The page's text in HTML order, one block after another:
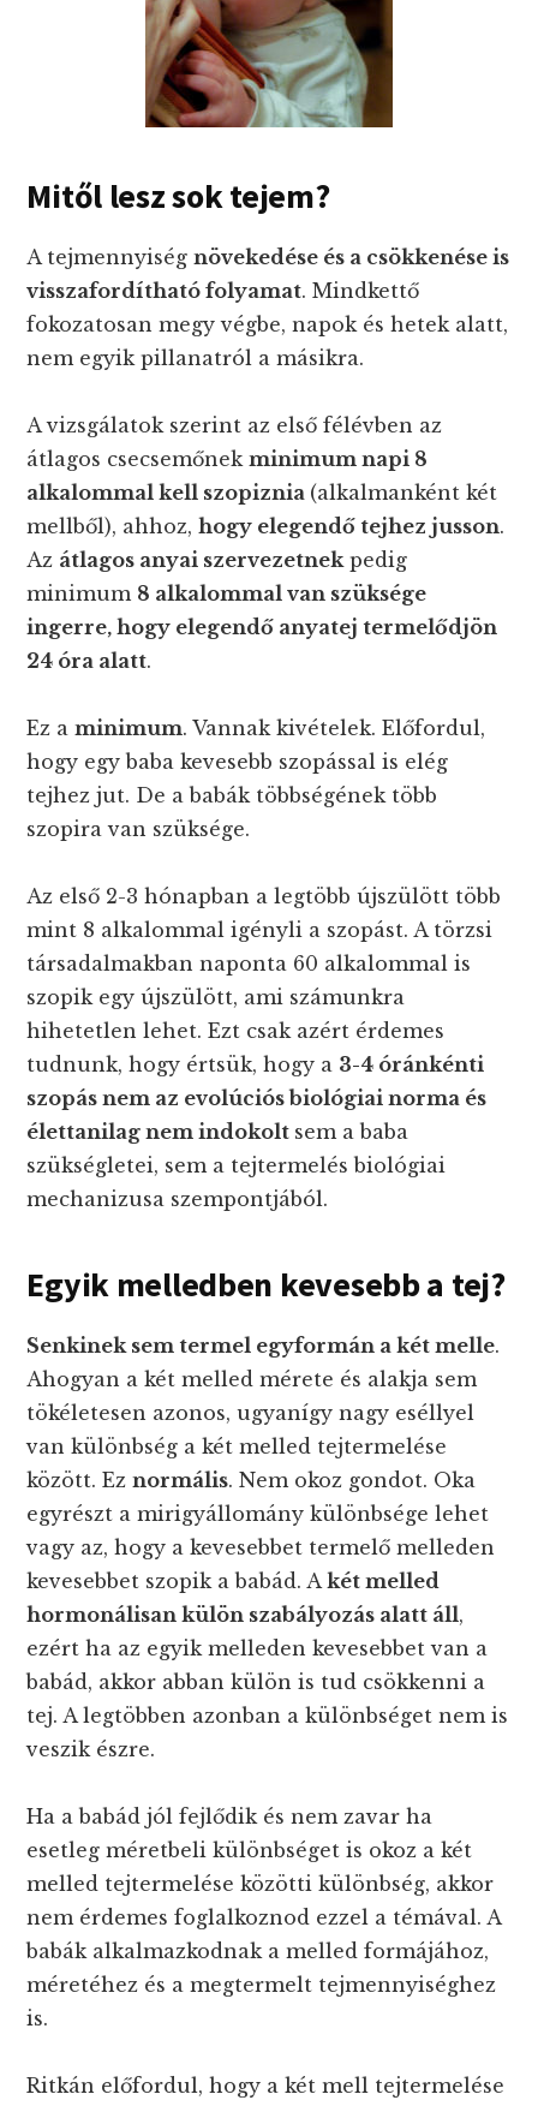
Mitől lesz sok tejem?
A tejmennyiségnövekedése és a csökkenése is
visszafordítható folyamat. Mindkettő
fokozatosan megy végbe, napok és hetek alatt,
nem egyik pillanatról a másikra.
A vizsgálatok szerint az első félévben az
átlagos csecsemőnekminimum napi 8
alkalommal kell szopiznia (alkalmanként két
mellből), ahhoz,hogy elegendő tejhez jusson.
Az átlagos anyai szervezetnek pedig
minimum 8 alkalommal van szüksége
ingerre, hogy elegendő anyatej termelődjön
24 óra alatt.
Ez aminimum. Vannak kivételek. Előfordul,
hogy egy baba kevesebb szopással is elég
tejhez jut. De a babák többségének több
szopira van szüksége.
Az első 2-3 hónapban a legtöbb újszülött több
mint 8 alkalommal igényli a szopást. A törzsi
társadalmakban naponta 60 alkalommal is
szopik egy újszülött, ami számunkra
hihetetlen lehet. Ezt csak azért érdemes
tudnunk, hogy értsük, hogy a 3-4 óránkénti
szopás nem az evolúciós biológiai norma és
élettanilag nem indokolt sem a baba
szükségletei, sem a tejtermelés biológiai
mechanizusa szempontjából.
Egyik melledben kevesebb a tej?
Senkinek sem termel egyformán a két melle.
Ahogyan a két melled mérete és alakja sem
tökéletesen azonos, ugyanígy nagy eséllyel
van különbség a két melled tejtermelése
között. Eznormális. Nem okoz gondot. Oka
egyrészt a mirigyállomány különbsége lehet
vagy az, hogy a kevesebbet termelő melleden
kevesebbet szopik a babád. Akét melled
hormonálisan külön szabályozás alatt áll,
ezért ha az egyik melleden kevesebbet van a
babád, akkor abban külön is tud csökkenni a
tej. A legtöbben azonban a különbséget nem is
veszik észre.
Ha a babád jól fejlődik és nem zavar ha
esetleg méretbeli különbséget is okoz a két
melled tejtermelése közötti különbség, akkor
nem érdemes foglalkoznod ezzel a témával. A
babák alkalmazkodnak a melled formájához,
méretéhez és a megtermelt tejmennyiséghez
is.
Ritkán előfordul, hogy a két mell tejtermelése